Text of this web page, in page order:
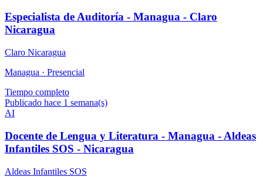
Especialista de Auditoría - Managua - Claro
Nicaragua
Claro Nicaragua
Managua · Presencial
Tiempo completo
Publicado hace 1 semana(s)
AI
Docente de Lengua y Literatura - Managua - Aldeas
Infantiles SOS - Nicaragua
Aldeas Infantiles SOS